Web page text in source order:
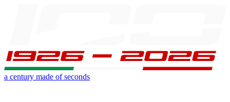
a century made of seconds